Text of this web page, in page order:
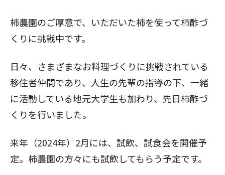
柿農園のご厚意で、いただいた柿を使って柿酢づ
くりに挑戦中です。
日々、さまざまなお料理づくりに挑戦されている
移住者仲間であり、人生の先輩の指導の下、一緒
に活動している地元大学生も加わり、先日柿酢づ
くりを行いました。
来年（2024年）2月には、試飲、試食会を開催予
定。柿農園の方々にも試飲してもらう予定です。